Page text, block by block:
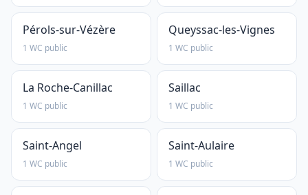
Pérols-sur-Vézère
1 WC public
Queyssac-les-Vignes
1 WC public
La Roche-Canillac
1 WC public
Saillac
1 WC public
Saint-Angel
1 WC public
Saint-Aulaire
1 WC public